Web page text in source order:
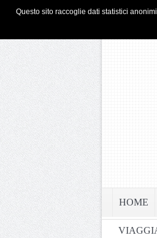
HOME
HOME
Questo sito raccoglie dati statistici